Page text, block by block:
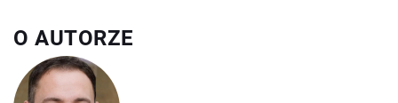
O AUTORZE